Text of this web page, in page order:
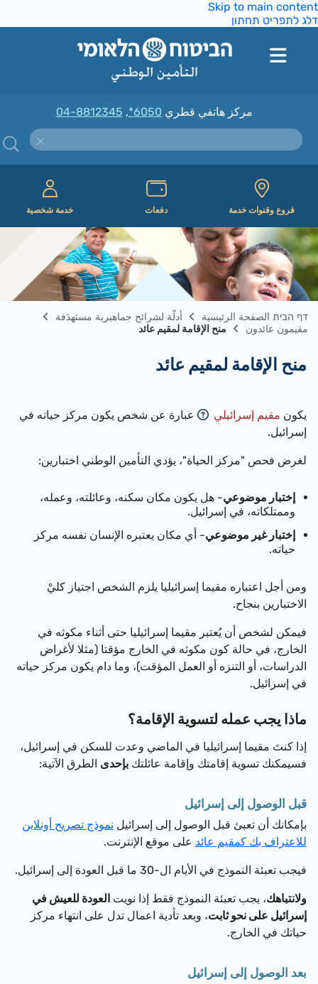
Skip to main
לתפריט תחתון
مركز هاتفي قطري*6050
,
04-8812345
فروع وقنوات خدمة دفعات خدمة شخصية
דף הבית الصفحة الرئيسية
أدلّة لشرائح جماهيرية مستهدَفة
مقيمون عائدون
منح الإقامة لمقيم عائد
منح الإقامة لمقيم عائد
يكونمقيم إسرائيلي
عبارة عن شخص يكون مركز حياته في
إسرائيل.
لغرض فحص "مركز الحياة"، يؤدي التأمين الوطني اختبارين:
إختبار موضوعي- هل يكون مكان سكنه، وعائلته، وعمله،
وممتلكاته، في إسرائيل.
إختبار غير موضوعي- أي مكان يعتبره الإنسان نفسه مركز
حياته.
ومن أجل اعتباره مقيما إسرائيليا يلزم الشخص اجتياز كليْ
الاختبارين بنجاح.
فيمكن لشخص أن يُعتبر مقيما إسرائيليا حتى أثناء مكوثه في
الخارج، في حالة كون مكوثه في الخارج مؤقتا (مثلا لأغراض
الدراسات، أو التنزه أو العمل المؤقت)، وما دام يكون مركز حياته
في إسرائيل.
ماذا يجب عمله لتسوية الإقامة؟
إذا كنتَ مقيما إسرائيليا في الماضي وعدت للسكن في إسرائيل،
فسيمكنك تسوية إقامتك وإقامة عائلتكبإحدىالطرق الآتية:
قبل الوصول إلى إسرائيل
بإمكانك أن تعبئ قبل الوصول إلى إسرائيلنموذج تصريح أونلاين
للاعتراف بك كمقيم عائدعلى موقع الإنترنت.
فيجب تعبئة النموذج في الأيام ال-30 ما قبل العودة إلى إسرائيل.
ولانتباهك، يجب تعبئة النموذج فقط إذا نويتالعودة للعيش في
إسرائيل على نحو ثابت، وبعد تأدية اعمال تدل على انتهاء مركز
حياتك في الخارج.
بعد الوصول إلى إسرائيل